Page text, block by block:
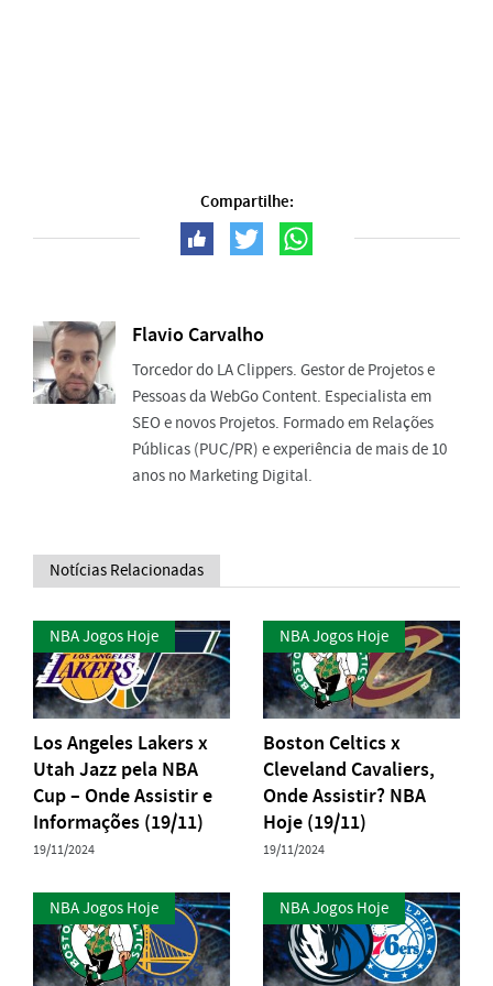
Compartilhe:
Flavio Carvalho
Torcedor do LA Clippers. Gestor de Projetos e
Pessoas da WebGo Content. Especialista em
SEO e novos Projetos. Formado em Relações
Públicas (PUC/PR) e experiência de mais de 10
anos no Marketing Digital.
Notícias Relacionadas
NBA Jogos Hoje
Los Angeles Lakers x
Utah Jazz pela NBA
Cup – Onde Assistir e
Informações (19/11)
19/11/2024
NBA Jogos Hoje
Boston Celtics x
Cleveland Cavaliers,
Onde Assistir? NBA
Hoje (19/11)
19/11/2024
NBA Jogos Hoje NBA Jogos Hoje